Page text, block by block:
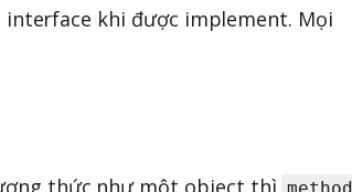
khi được implement. Mọi
thức như một object thì